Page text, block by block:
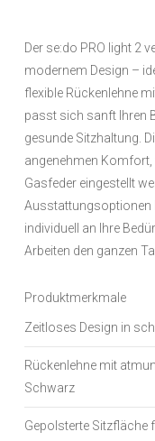
Der se:do PRO light 2
modernem Design –
flexible Rückenlehne
passt sich sanft Ihren
gesunde Sitzhaltung.
angenehmen Komfort,
Gasfeder eingestellt
Ausstattungsoptionen
individuell an Ihre
Arbeiten den ganzen
Produktmerkmale
Zeitloses Design in
Rückenlehne mit
Schwarz
Gepolsterte